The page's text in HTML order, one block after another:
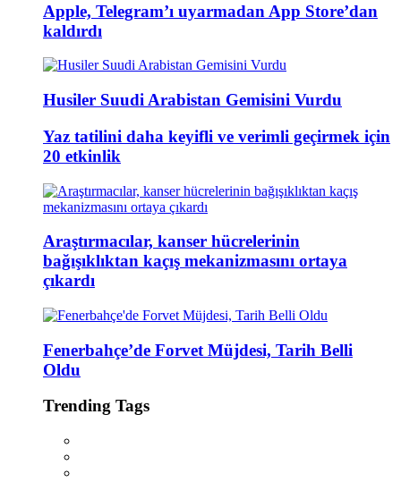
Apple, Telegram’ı uyarmadan App Store’dan
kaldırdı
Husiler Suudi Arabistan Gemisini Vurdu
Yaz tatilini daha keyifli ve verimli geçirmek için
20 etkinlik
Araştırmacılar, kanser hücrelerinin
bağışıklıktan kaçış mekanizmasını ortaya
çıkardı
Fenerbahçe’de Forvet Müjdesi, Tarih Belli
Oldu
Trending Tags